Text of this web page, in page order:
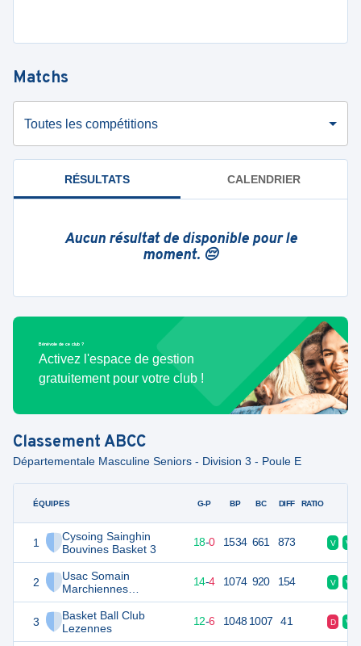
Matchs
Toutes les compétitions
RÉSULTATS CALENDRIER
Aucun résultat de disponible pour le
moment. 😔
Bénévole de ce club ?
Activez l'espace de gestion
gratuitement pour votre club !
ClassementABCC
Départementale Masculine Seniors - Division 3 - Poule E
ÉQUIPES
1
Cysoing Sainghin
Bouvines Basket 3
2
Usac Somain
Marchiennes
Basketball 2
3
Basket Ball Club
Lezennes
G-P BP BC DIFF RATIO
36 18-0 1534 661 873 V V
14-4 1074 920 154 V V
30 12-6 1048 1007 41 D V